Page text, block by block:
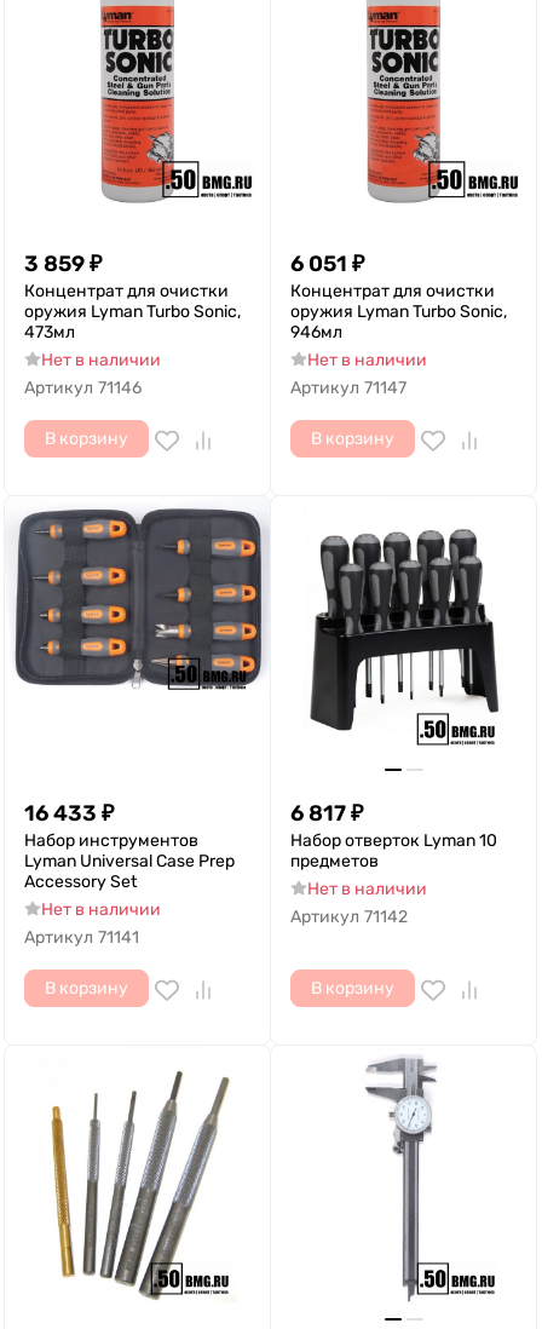
3 859₽
Концентрат для очистки
оружия Lyman Turbo Sonic,
473мл
Нет в наличии
Артикул 71146
В корзину
6 051 ₽
Концентрат для очистки
оружия Lyman Turbo Sonic,
946мл
Нет в наличии
Артикул 71147
В корзину
16 433 ₽
Набор инструментов
Lyman Universal Case Prep
Accessory Set
Нет в наличии
Артикул 71141
В корзину
6 817₽
Набор отверток Lyman 10
предметов
Нет в наличии
Артикул 71142
В корзину